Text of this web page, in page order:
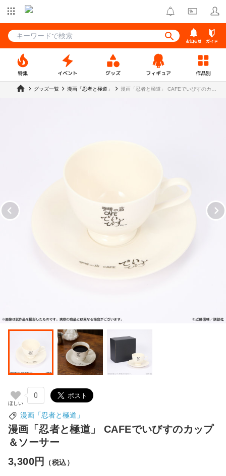
お知らせ ガイド
特集 イベント グッズ フィギュア 作品別
グッズ一覧 漫画「忍者と極道」
漫画「忍者と極道」 CAFEでいびすのカッ
0
漫画「忍者と極道」
漫画「忍者と極道」 CAFEでいびすのカップ
＆ソーサー
3,300円
（税込）